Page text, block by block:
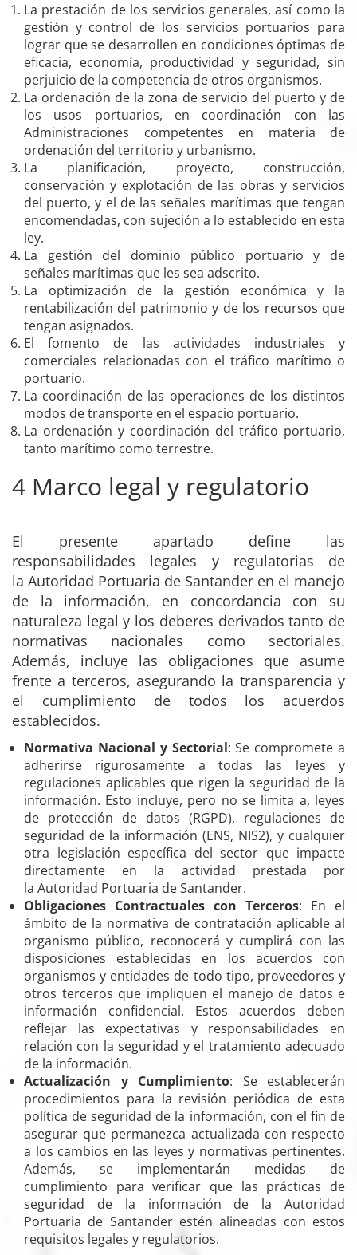
La prestación de los servicios generales, así como la
gestión y control de los servicios portuarios para
lograr que se desarrollen en condiciones óptimas de
eficacia, economía, productividad y seguridad, sin
perjuicio de la competencia de otros organismos.
La ordenación de la zona de servicio del puerto y de
los usos portuarios, en coordinación con las
Administraciones competentes en materia de
ordenación del territorio y urbanismo.
La planificación, proyecto, construcción,
conservación y explotación de las obras y servicios
del puerto, y el de las señales marítimas que tengan
encomendadas, con sujeción a lo establecido en esta
ley.
La gestión del dominio público portuario y de
señales marítimas que les sea adscrito.
La optimización de la gestión económica y la
rentabilización del patrimonio y de los recursos que
tengan asignados.
El fomento de las actividades industriales y
comerciales relacionadas con el tráfico marítimo o
portuario.
La coordinación de las operaciones de los distintos
modos de transporte en el espacio portuario.
La ordenación y coordinación del tráfico portuario,
tanto marítimo como terrestre.
4 Marco legal y regulatorio
El presente apartado define las
responsabilidades legales y regulatorias de
la Autoridad Portuaria de Santander en el manejo
de la información, en concordancia con su
naturaleza legal y los deberes derivados tanto de
normativas nacionales como sectoriales.
Además, incluye las obligaciones que asume
frente a terceros, asegurando la transparencia y
el cumplimiento de todos los acuerdos
establecidos.
Normativa Nacional y Sectorial: Se compromete a
adherirse rigurosamente a todas las leyes y
regulaciones aplicables que rigen la seguridad de la
información. Esto incluye, pero no se limita a, leyes
de protección de datos (RGPD), regulaciones de
seguridad de la información (ENS, NIS2), y cualquier
otra legislación específica del sector que impacte
directamente en la actividad prestada por
la Autoridad Portuaria de Santander.
Obligaciones Contractuales con Terceros: En el
ámbito de la normativa de contratación aplicable al
organismo público, reconocerá y cumplirá con las
disposiciones establecidas en los acuerdos con
organismos y entidades de todo tipo, proveedores y
otros terceros que impliquen el manejo de datos e
información confidencial. Estos acuerdos deben
reflejar las expectativas y responsabilidades en
relación con la seguridad y el tratamiento adecuado
de la información.
Actualización y Cumplimiento: Se establecerán
procedimientos para la revisión periódica de esta
política de seguridad de la información, con el fin de
asegurar que permanezca actualizada con respecto
a los cambios en las leyes y normativas pertinentes.
Además, se implementarán medidas de
cumplimiento para verificar que las prácticas de
seguridad de la información de la Autoridad
Portuaria de Santander estén alineadas con estos
requisitos legales y regulatorios.